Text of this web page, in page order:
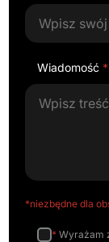
Wiadomość *
*niezbędne dla
* Wyrażam